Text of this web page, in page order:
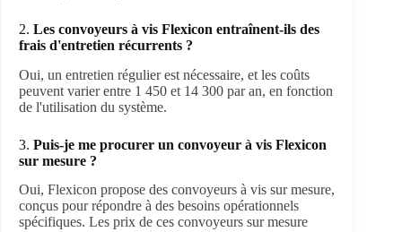
2. Les convoyeurs à vis Flexicon entraînent-ils des
frais d'entretien récurrents ?
Oui, un entretien régulier est nécessaire, et les coûts
peuvent varier entre 1 450 et 14 300 par an, en fonction
de l'utilisation du système.
3. Puis-je me procurer un convoyeur à vis Flexicon
sur mesure ?
Oui, Flexicon propose des convoyeurs à vis sur mesure,
conçus pour répondre à des besoins opérationnels
spécifiques. Les prix de ces convoyeurs sur mesure